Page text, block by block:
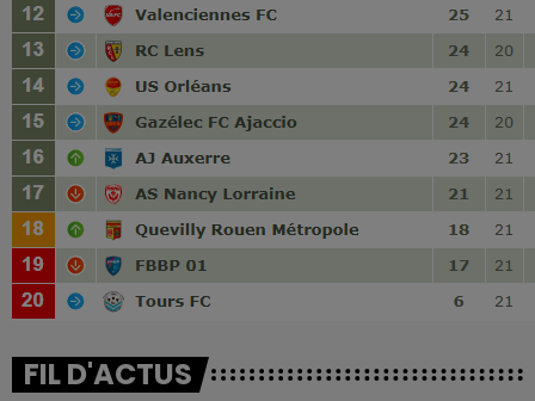
FIL D'ACTUS